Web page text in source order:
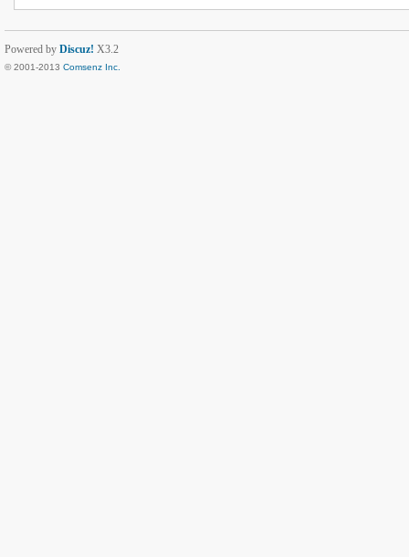
Powered by Discuz! X3.2
© 2001-2013 Comsenz Inc.